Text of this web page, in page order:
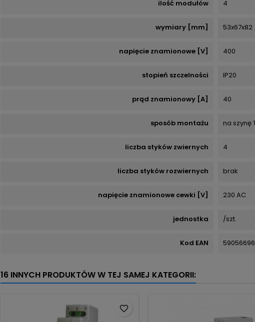
ilość modułów 4
wymiary [mm] 53x67x82
napięcie znamionowe [V] 400
stopień szczelności IP20
prąd znamionowy [A] 40
sposób montażu na szynę
liczba styków zwiernych 4
liczba styków rozwiernych brak
napięcie znamionowe cewki [V] 230 AC
jednostka /szt.
Kod EAN
16 INNYCH PRODUKTÓW W TEJ SAMEJ KATEGORII:
favorite_border